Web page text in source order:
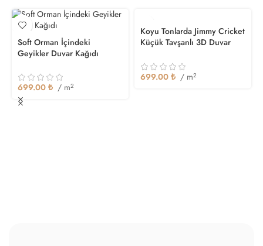
Soft Orman İçindeki
Geyikler Duvar Kağıdı
699.00 ₺ / m2
Koyu Tonlarda Jimmy Cricket
Küçük Tavşanlı 3D Duvar
699.00 ₺ / m2